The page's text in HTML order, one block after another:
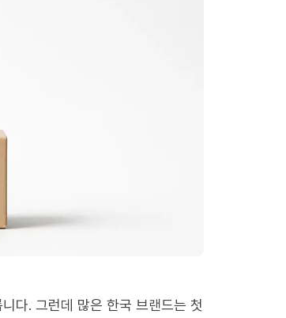
다. 그런데 많은 한국 브랜드는 첫